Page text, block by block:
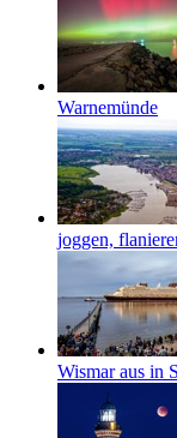
Warnemünde
joggen,
Wismar aus in